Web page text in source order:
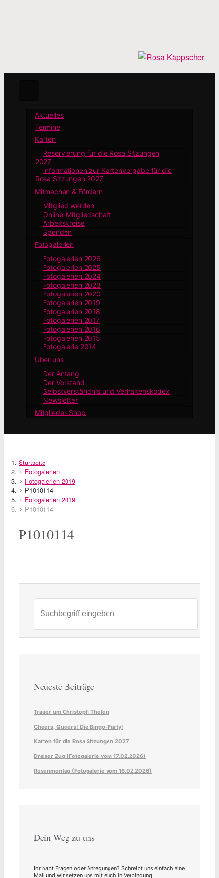
Aktuelles
Termine
Karten
Reservierung für die Rosa Sitzungen
2027
Informationen zur Kartenvergabe für die
Rosa Sitzungen 2027
Mitmachen & Fördern
Mitglied werden
Online-Mitgliedschaft
Arbeitskreise
Spenden
Fotogalerien
Fotogalerien 2026
Fotogalerien 2025
Fotogalerien 2024
Fotogalerien 2023
Fotogalerien 2020
Fotogalerien 2019
Fotogalerien 2018
Fotogalerien 2017
Fotogalerien 2016
Fotogalerien 2015
Fotogalerie 2014
Über uns
Der Anfang
Der Vorstand
Selbstverständnis und Verhaltenskodex
Newsletter
Mitglieder-Shop
Startseite
Fotogalerien
Fotogalerien 2019
P1010114
Fotogalerien 2019
P1010114
P1010114
Neueste Beiträge
Trauer um Christoph Thelen
Cheers, Queers! Die Bingo-Party!
Karten für die Rosa Sitzungen 2027
Draiser Zug (Fotogalerie vom 17.02.2026)
Rosenmontag (Fotogalerie vom 16.02.2026)
Dein Weg zu uns
Ihr habt Fragen oder Anregungen? Schreibt uns einfach eine
Mail und wir setzen uns mit euch in Verbindung.